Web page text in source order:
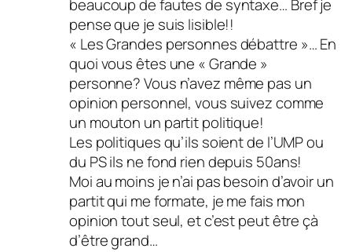
beaucoup de fautes de syntaxe… Bref je
pense que je suis lisible!!
« Les Grandes personnes débattre »… En
quoi vous êtes une « Grande »
personne? Vous n’avez même pas un
opinion personnel, vous suivez comme
un mouton un partit politique!
Les politiques qu’ils soient de l’UMP ou
du PS ils ne fond rien depuis 50ans!
Moi au moins je n’ai pas besoin d’avoir un
partit qui me formate, je me fais mon
opinion tout seul, et c’est peut être çà
d’être grand…